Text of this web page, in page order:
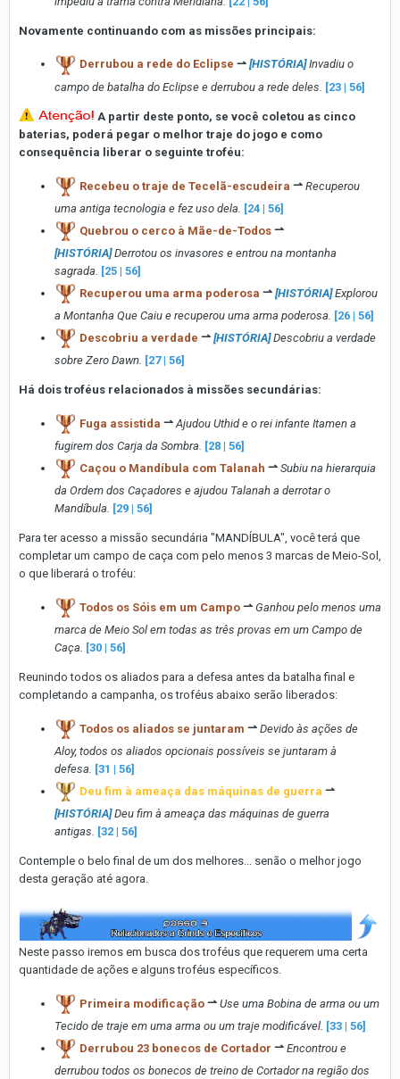
Novamente continuando com as missões principais:
Derrubou a rede do Eclipse ⇀ [HISTÓRIA] Invadiu o
campo de batalha do Eclipse e derrubou a rede deles. [23 | 56]
A partir deste ponto, se você coletou as cinco
baterias, poderá pegar o melhor traje do jogo e como
consequência liberar o seguinte troféu:
Recebeu o traje de Tecelã-escudeira ⇀ Recuperou
uma antiga tecnologia e fez uso dela. [24 | 56]
Quebrou o cerco à Mãe-de-Todos ⇀
[HISTÓRIA] Derrotou os invasores e entrou na montanha
sagrada. [25 | 56]
Recuperou uma arma poderosa ⇀ [HISTÓRIA] Explorou
a Montanha Que Caiu e recuperou uma arma poderosa. [26 | 56]
Descobriu a verdade ⇀ [HISTÓRIA] Descobriu a verdade
sobre Zero Dawn. [27 | 56]
Há dois troféus relacionados à missões secundárias:
Fuga assistida ⇀ Ajudou Uthid e o rei infante Itamen a
fugirem dos Carja da Sombra. [28 | 56]
Caçou o Mandíbula com Talanah ⇀ Subiu na hierarquia
da Ordem dos Caçadores e ajudou Talanah a derrotar o
Mandíbula. [29 | 56]
Para ter acesso a missão secundária "MANDÍBULA", você terá que
completar um campo de caça com pelo menos 3 marcas de Meio-Sol,
o que liberará o troféu:
Todos os Sóis em um Campo ⇀ Ganhou pelo menos uma
marca de Meio Sol em todas as três provas em um Campo de
Caça. [30 | 56]
Reunindo todos os aliados para a defesa antes da batalha final e
completando a campanha, os troféus abaixo serão liberados:
Todos os aliados se juntaram ⇀ Devido às ações de
Aloy, todos os aliados opcionais possíveis se juntaram à
defesa. [31 | 56]
Deu fim à ameaça das máquinas de guerra ⇀
[HISTÓRIA] Deu fim à ameaça das máquinas de guerra
antigas. [32 | 56]
Contemple o belo final de um dos melhores... senão o melhor jogo
desta geração até agora.
Neste passo iremos em busca dos troféus que requerem uma certa
quantidade de ações e alguns troféus específicos.
Primeira modificação ⇀ Use uma Bobina de arma ou um
Tecido de traje em uma arma ou um traje modificável. [33 | 56]
Derrubou 23 bonecos de Cortador ⇀ Encontrou e
derrubou todos os bonecos de treino de Cortador na região dos